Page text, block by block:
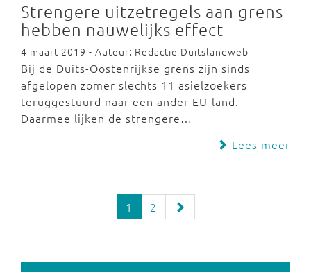
Strengere uitzetregels aan grens
hebben nauwelijks effect
4 maart 2019 - Auteur: Redactie Duitslandweb
Bij de Duits-Oostenrijkse grens zijn sinds
afgelopen zomer slechts 11 asielzoekers
teruggestuurd naar een ander EU-land.
Daarmee lijken de strengere…
Lees meer
1 2